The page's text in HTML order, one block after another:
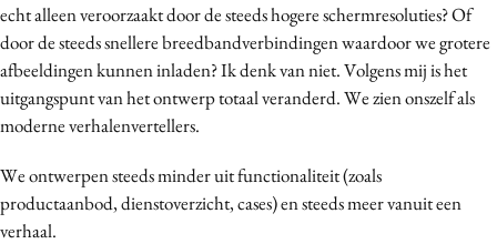
Effectiviteit
Gedragsverandering
Influencer marketing
Interne communicatie
Media
Merkstrategie
echt alleen veroorzaakt door de steeds hogere schermresoluties? Of
door de steeds snellere breedbandverbindingen waardoor we grotere
afbeeldingen kunnen inladen? Ik denk van niet. Volgens mij is het
uitgangspunt van het ontwerp totaal veranderd. We zien onszelf als
moderne verhalenvertellers.
We ontwerpen steeds minder uit functionaliteit (zoals
productaanbod, dienstoverzicht, cases) en steeds meer vanuit een
verhaal.